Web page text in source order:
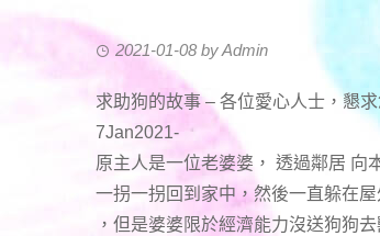
2021-01-08 byAdmin
求助狗的故事 – 各位愛心人士，懇求
7Jan2021-
原主人是一位老婆婆， 透過鄰居 向
一拐一拐回到家中，然後一直躲在
，但是婆婆限於經濟能力沒送狗狗